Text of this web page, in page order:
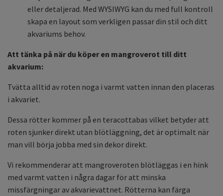
eller detaljerad. Med WYSIWYG kan du med full kontroll
skapa en layout som verkligen passar din stil och ditt
akvariums behov.
Att tänka på när du köper en mangroverot till ditt
akvarium:
Tvätta alltid av roten noga i varmt vatten innan den placeras
i akvariet.
Dessa rötter kommer på en teracottabas vilket betyder att
roten sjunker direkt utan blötläggning, det är optimalt när
man vill börja jobba med sin dekor direkt.
Vi rekommenderar att mangroveroten blötläggas i en hink
med varmt vatten i några dagar för att minska
missfärgningar av akvarievattnet. Rötterna kan färga